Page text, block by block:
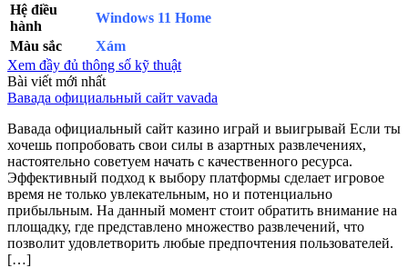
Hệ điều
hành
Windows 11 Home
Màu sắc
Xám
Xem đầy đủ thông số kỹ thuật
Bài viết mới nhất
Вавада официальный сайт vavada
Вавада официальный сайт казино играй и выигрывай Если ты
хочешь попробовать свои силы в азартных развлечениях,
настоятельно советуем начать с качественного ресурса.
Эффективный подход к выбору платформы сделает игровое
время не только увлекательным, но и потенциально
прибыльным. На данный момент стоит обратить внимание на
площадку, где представлено множество развлечений, что
позволит удовлетворить любые предпочтения пользователей.
[…]